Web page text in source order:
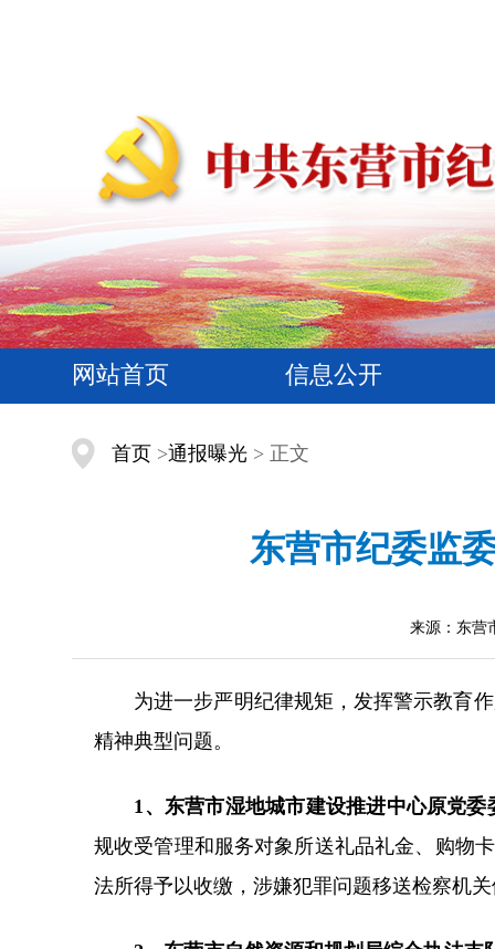
网站首页 信息公开
首页 >通报曝光 > 正文
东营市纪委监
来源：东营
为进一步严明纪律规矩，发挥警示教育作
精神典型问题。
1、东营市湿地城市建设推进中心原党
规收受管理和服务对象所送礼品礼金、购物
法所得予以收缴，涉嫌犯罪问题移送检察机